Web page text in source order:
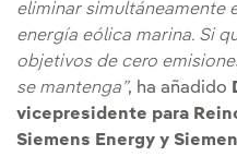
eliminar simultáneamente
energía eólica marina. Si
objetivos de cero
se mantenga”, ha añadido
vicepresidente para
Siemens Energy y